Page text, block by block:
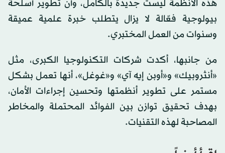
هذه الأنظمة ليست جديدة بالكامل، وأن تطوير أسلحة
بيولوجية فعّالة لا يزال يتطلب خبرة علمية عميقة
وسنوات من العمل المختبري.
من جانبها، أكدت شركات التكنولوجيا الكبرى، مثل
«أنثروبيك» و«أوبن إيه آي» و«غوغل»، أنها تعمل بشكل
مستمر على تطوير أنظمتها وتحسين إجراءات الأمان،
بهدف تحقيق توازن بين الفوائد المحتملة والمخاطر
المصاحبة لهذه التقنيات.